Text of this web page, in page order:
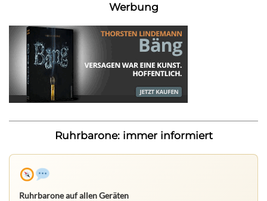
Werbung
Ruhrbarone: immer informiert
Ruhrbarone auf allen Geräten